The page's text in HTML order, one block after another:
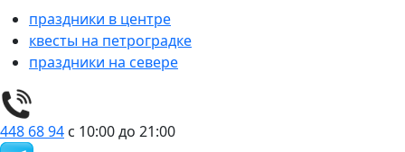
праздники в центре
квесты на петроградке
праздники на севере
448 68 94 с 10:00 до 21:00